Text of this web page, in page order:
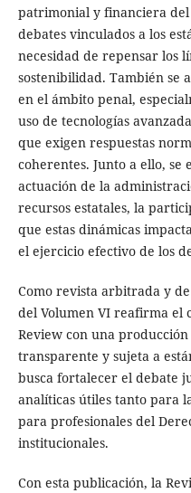
patrimonial y financiera del
debates vinculados a los
necesidad de repensar los
sostenibilidad. También se
en el ámbito penal,
uso de tecnologías
que exigen respuestas
coherentes. Junto a ello, se
actuación de la
recursos estatales, la
que estas dinámicas
el ejercicio efectivo de los
Como revista arbitrada y
del Volumen VI reafirma el
Review con una producción
transparente y sujeta a
busca fortalecer el debate
analíticas útiles tanto para
para profesionales del
institucionales.
Con esta publicación, la